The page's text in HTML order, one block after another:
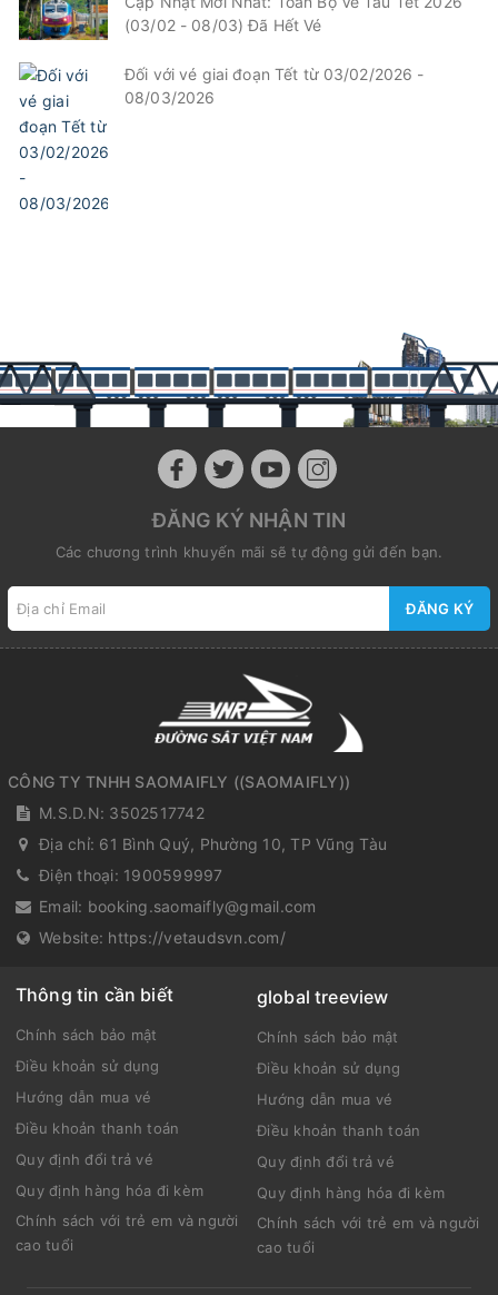
(03/02 - 08/03) Đã Hết Vé
Đối với vé giai đoạn Tết từ 03/02/2026 -
08/03/2026
ĐĂNG KÝ NHẬN TIN
Các chương trình khuyến mãi sẽ tự động gửi đến bạn.
ĐĂNG KÝ
CÔNG TY TNHH SAOMAIFLY ((SAOMAIFLY))
M.S.D.N: 3502517742
Địa chỉ: 61 Bình Quý, Phường 10, TP Vũng Tàu
Điện thoại: 1900599997
Email: booking.saomaifly@gmail.com
Website: https://vetaudsvn.com/
Thông tin cần biết
Chính sách bảo mật
Điều khoản sử dụng
Hướng dẫn mua vé
Điều khoản thanh toán
Quy định đổi trả vé
Quy định hàng hóa đi kèm
Chính sách với trẻ em và người
cao tuổi
global treeview
Chính sách bảo mật
Điều khoản sử dụng
Hướng dẫn mua vé
Điều khoản thanh toán
Quy định đổi trả vé
Quy định hàng hóa đi kèm
Chính sách với trẻ em và người
cao tuổi